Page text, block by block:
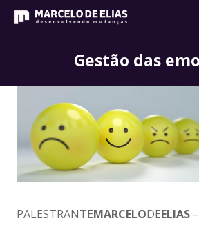
Gestão das
PALESTRANTEMARCELODEELIAS